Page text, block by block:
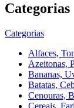
Categorias
Categorias
Alfaces,
Azeitonas,
Bananas,
Batatas,
Cenouras,